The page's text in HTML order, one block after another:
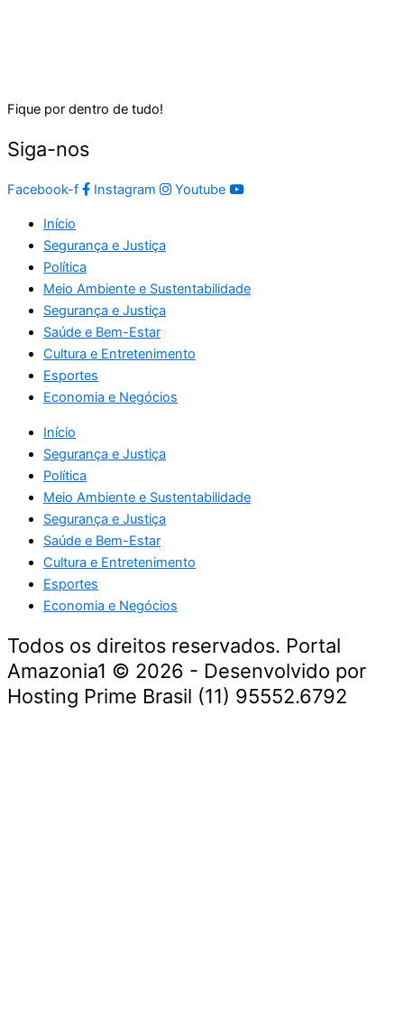
Fique por dentro de tudo!
Siga-nos
Facebook-f Instagram Youtube
Início
Segurança e Justiça
Política
Meio Ambiente e Sustentabilidade
Segurança e Justiça
Saúde e Bem-Estar
Cultura e Entretenimento
Esportes
Economia e Negócios
Início
Segurança e Justiça
Política
Meio Ambiente e Sustentabilidade
Segurança e Justiça
Saúde e Bem-Estar
Cultura e Entretenimento
Esportes
Economia e Negócios
Todos os direitos reservados. Portal
Amazonia1 © 2026 - Desenvolvido por
Hosting Prime Brasil (11) 95552.6792